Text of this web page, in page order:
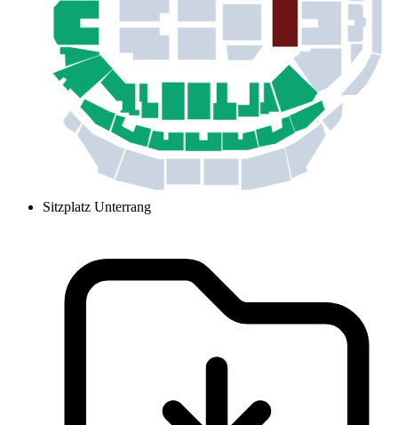
Sitzplatz Unterrang